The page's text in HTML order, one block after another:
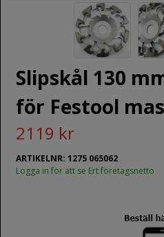
Slipskål 130
för Festool
2119 kr
ARTIKELNR: 1275 065062
Logga in för att se Ert företagsnetto